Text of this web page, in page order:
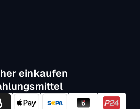
einkaufen